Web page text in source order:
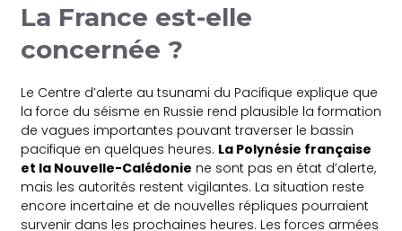
La France est-elle
concernée ?
Le Centre d’alerte au tsunami du Pacifique explique que
la force du séisme en Russie rend plausible la formation
de vagues importantes pouvant traverser le bassin
pacifique en quelques heures. La Polynésie française
et la Nouvelle-Calédonie ne sont pas en état d’alerte,
mais les autorités restent vigilantes. La situation reste
encore incertaine et de nouvelles répliques pourraient
survenir dans les prochaines heures. Les forces armées